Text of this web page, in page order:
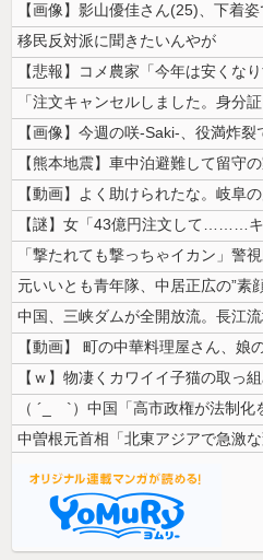
【画像】影山優佳さん(25)、下着
移民反対派に聞きたいんやが
【画像】今週の咲-Saki-、役満炸裂
元いいとも青年隊、中居正広の”素
中国、三峡ダムが全開放流。長江
【動画】 町の中華料理屋さん、娘
【ｗ】物凄くカワイイ子猫の取っ組
中曽根元首相「北東アジアで急激